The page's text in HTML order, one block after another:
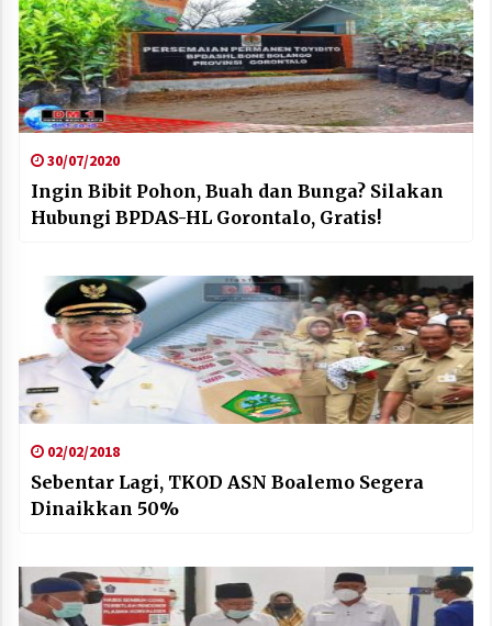
30/07/2020
Ingin Bibit Pohon, Buah dan Bunga? Silakan
Hubungi BPDAS-HL Gorontalo, Gratis!
02/02/2018
Sebentar Lagi, TKOD ASN Boalemo Segera
Dinaikkan 50%